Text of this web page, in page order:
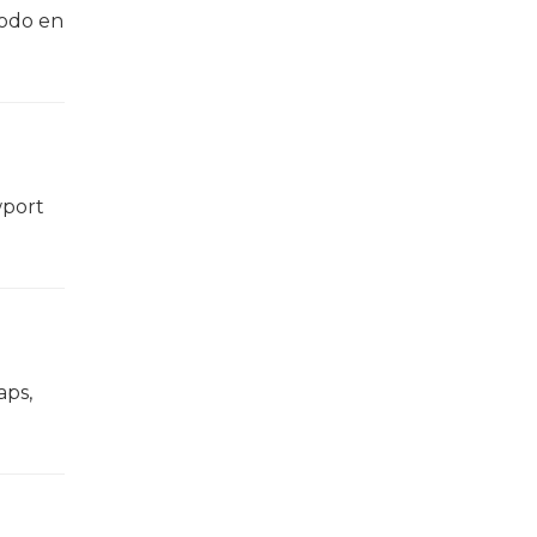
en